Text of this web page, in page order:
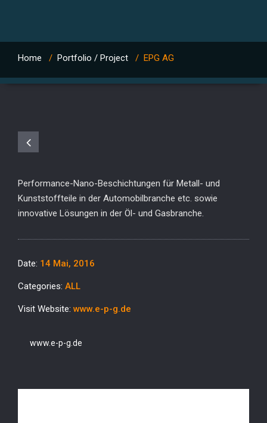
Home / Portfolio / Project / EPG AG
Performance-Nano-Beschichtungen für Metall- und
Kunststoffteile in der Automobilbranche etc. sowie
innovative Lösungen in der Öl- und Gasbranche.
Date: 14 Mai, 2016
Categories: ALL
Visit Website: www.e-p-g.de
www.e-p-g.de